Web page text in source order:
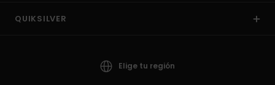
QUIKSILVER
Elige tu región